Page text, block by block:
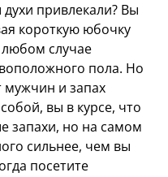
духи привлекали? Вы
короткую юбочку
случае
пола. Но
мужчин и запах
вы в курсе, что
запахи, но на самом
сильнее, чем вы
посетите